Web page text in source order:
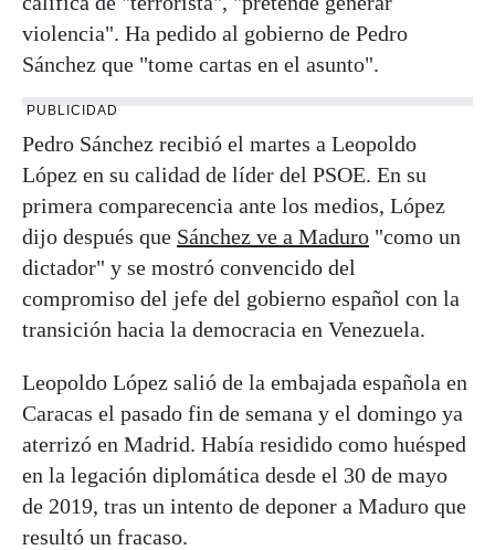
violencia". Ha pedido al gobierno de Pedro
Sánchez que "tome cartas en el asunto".
PUBLICIDAD
Pedro Sánchez recibió el martes a Leopoldo
López en su calidad de líder del PSOE. En su
primera comparecencia ante los medios, López
dijo después que Sánchez ve a Maduro "como un
dictador" y se mostró convencido del
compromiso del jefe del gobierno español con la
transición hacia la democracia en Venezuela.
Leopoldo López salió de la embajada española en
Caracas el pasado fin de semana y el domingo ya
aterrizó en Madrid. Había residido como huésped
en la legación diplomática desde el 30 de mayo
de 2019, tras un intento de deponer a Maduro que
resultó un fracaso.